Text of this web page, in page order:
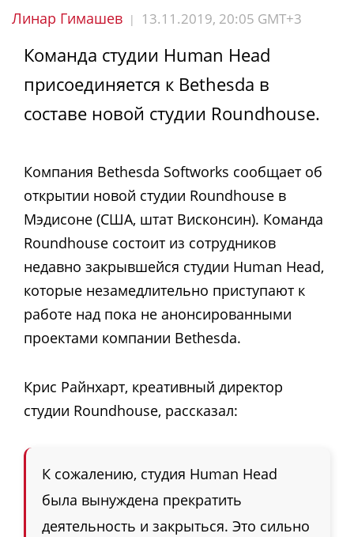
Линар Гимашев | 13.11.2019, 20:05 GMT+3
Команда студии Human Head
присоединяется к Bethesda в
составе новой студии Roundhouse.
Компания Bethesda Softworks сообщает об
открытии новой студии Roundhouse в
Мэдисоне (США, штат Висконсин). Команда
Roundhouse состоит из сотрудников
недавно закрывшейся студии Human Head,
которые незамедлительно приступают к
работе над пока не анонсированными
проектами компании Bethesda.
Крис Райнхарт, креативный директор
студии Roundhouse, рассказал:
К сожалению, студия Human Head
была вынуждена прекратить
деятельность и закрыться. Это сильно